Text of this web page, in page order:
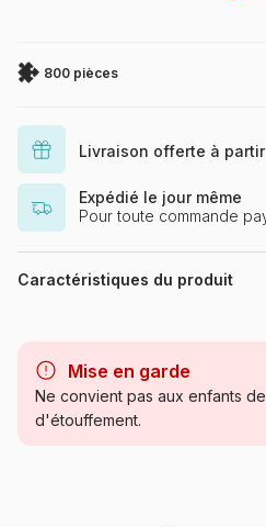
800 pièces
Livraison offerte à
Expédié le jour même
Pour toute commande
Caractéristiques du produit
Catégorie
Mise en garde
Ne convient pas aux enfants
d'étouffement.